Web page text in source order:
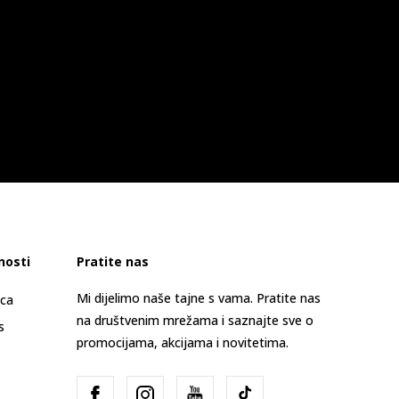
Pratite nas
Mi dijelimo naše tajne s vama. Pratite nas
na društvenim mrežama i saznajte sve o
promocijama, akcijama i novitetima.